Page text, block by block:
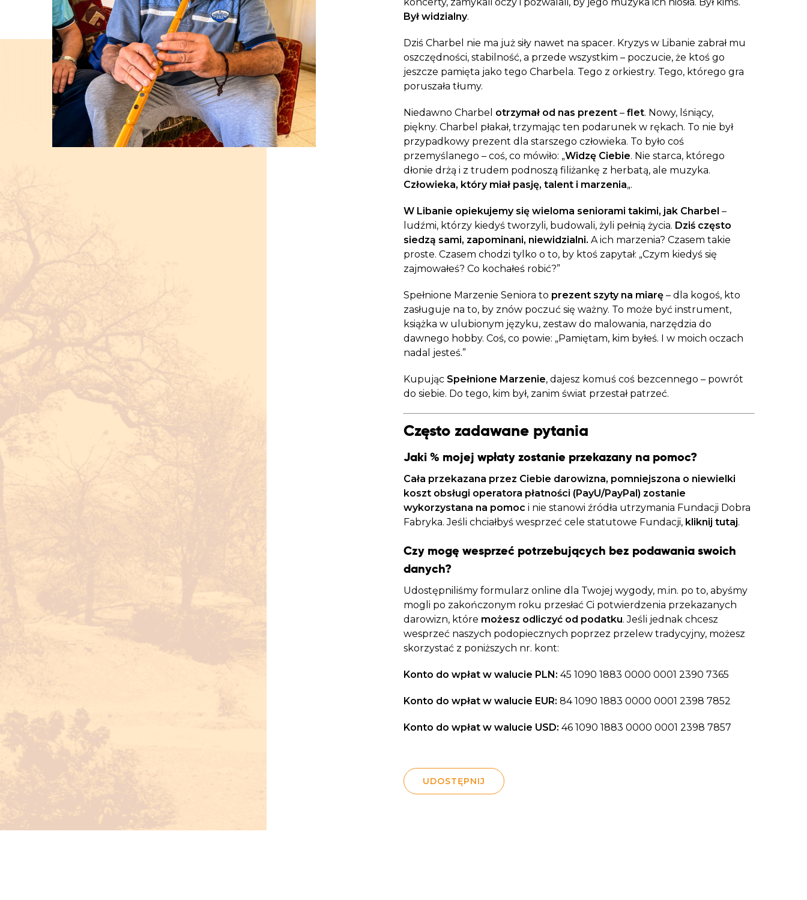
Dobroczynne24
Zrób zakupy dla potrzebujących w
Warzywniak Charbela
Zrób zakupy u niewidomego Charbela i
wspieraj Głodnych
Wiatraczek dla Życia
Sprawdź listę miejsc, do których dociera
Twoja pomoc
Sprawozdania
Zweryfikuj, w jaki sposób wydajemy
przekazane Darowizny
Sprawdź cele naszej organizacji
Skontaktuj się z nami!
Był widzialny.
Dziś Charbel nie ma już siły nawet na spacer. Kryzys w Libanie zabrał mu
oszczędności, stabilność, a przede wszystkim – poczucie, że ktoś go
jeszcze pamięta jako tego Charbela. Tego z orkiestry. Tego, którego gra
poruszała tłumy.
Niedawno Charbel otrzymał od nas prezent– flet. Nowy, lśniący,
piękny. Charbel płakał, trzymając ten podarunek w rękach. To nie był
przypadkowy prezent dla starszego człowieka. To było coś
przemyślanego – coś, co mówiło: „Widzę Ciebie. Nie starca, którego
dłonie drżą i z trudem podnoszą filiżankę z herbatą, ale muzyka.
Człowieka, który miał pasję, talent i marzenia„.
W Libanie opiekujemy się wieloma seniorami takimi, jak Charbel –
ludźmi, którzy kiedyś tworzyli, budowali, żyli pełnią życia. Dziś często
siedzą sami, zapominani, niewidzialni. A ich marzenia? Czasem takie
proste. Czasem chodzi tylko o to, by ktoś zapytał: „Czym kiedyś się
zajmowałeś? Co kochałeś robić?”
Spełnione Marzenie Seniora to prezent szyty na miarę– dla kogoś, kto
zasługuje na to, by znów poczuć się ważny. To może być instrument,
książka w ulubionym języku, zestaw do malowania, narzędzia do
dawnego hobby. Coś, co powie: „Pamiętam, kim byłeś. I w moich oczach
nadal jesteś.”
Kupując Spełnione Marzenie, dajesz komuś coś bezcennego – powrót
do siebie. Do tego, kim był, zanim świat przestał patrzeć.
Często zadawane pytania
Jaki % mojej wpłaty zostanie przekazany na pomoc?
Cała przekazana przez Ciebie darowizna, pomniejszona o niewielki
koszt obsługi operatora płatności (PayU/PayPal) zostanie
wykorzystana na pomoc i nie stanowi źródła utrzymania Fundacji Dobra
Fabryka. Jeśli chciałbyś wesprzeć cele statutowe Fundacji, kliknij tutaj.
Czy mogę wesprzeć potrzebujących bez podawania swoich
danych?
Udostępniliśmy formularz online dla Twojej wygody, m.in. po to, abyśmy
mogli po zakończonym roku przesłać Ci potwierdzenia przekazanych
darowizn, które możesz odliczyć od podatku. Jeśli jednak chcesz
wesprzeć naszych podopiecznych poprzez przelew tradycyjny, możesz
skorzystać z poniższych nr. kont:
Konto do wpłat w walucie PLN: 45 1090 1883 0000 0001 2390 7365
Konto do wpłat w walucie EUR: 84 1090 1883 0000 0001 2398 7852
Konto do wpłat w walucie USD: 46 1090 1883 0000 0001 2398 7857
UDOSTĘPNIJ